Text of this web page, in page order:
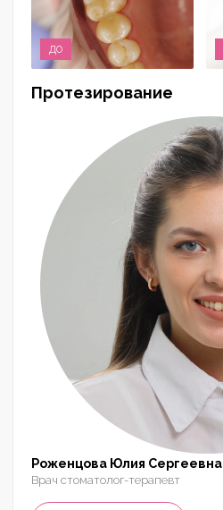
до
Протезирование
Роженцова Юлия Сергеевна
Врач стоматолог-терапевт